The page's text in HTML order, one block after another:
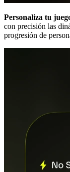
Personaliza tu
con precisión las
progresión de